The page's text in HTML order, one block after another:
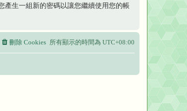
產生一組新的密碼以讓您繼續使用您的帳
所有顯示的時間為 UTC+08:00
刪除 Cookies